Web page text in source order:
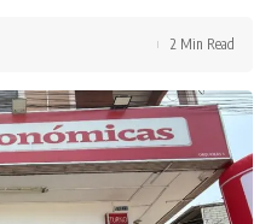
2 Min Read